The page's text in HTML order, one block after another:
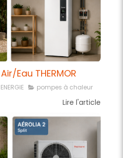
Eau THERMOR
pompes à chaleur
Lire l'article